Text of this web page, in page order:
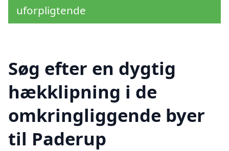
uforpligtende
Søg efter en dygtig
hækklipning i de
omkringliggende byer
til Paderup